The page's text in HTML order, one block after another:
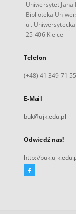
Uniwersytet Jana
Biblioteka
ul. Uniwersytecka
25-406 Kielce
Telefon
(+48) 41 349 71 55
E-Mail
buk@ujk.edu.pl
Odwiedź nas!
http://
Facebook